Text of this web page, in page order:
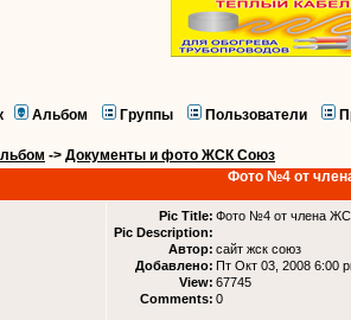
Альбом Группы Пользователи
-> Документы и фото ЖСК Союз
Фото №4 от
Pic Title: Фото №4 от члена
Pic Description:
Автор: сайт жск союз
Добавлено: Пт Окт 03, 2008 6:00
View: 67745
Comments: 0